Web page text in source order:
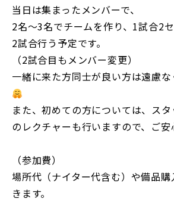
当日は集まったメンバーで、
2名〜3名でチームを作り、1試合2
2試合行う予定です。
（2試合目もメンバー変更）
一緒に来た方同士が良い方は遠慮
また、初めての方については、ス
のレクチャーも行いますので、ご安
（参加費）
場所代（ナイター代含む）や備品
きます。